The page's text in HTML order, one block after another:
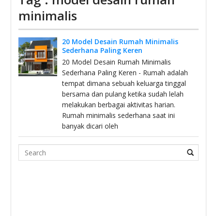
minimalis
20 Model Desain Rumah Minimalis
Sederhana Paling Keren
20 Model Desain Rumah Minimalis
Sederhana Paling Keren - Rumah adalah
tempat dimana sebuah keluarga tinggal
bersama dan pulang ketika sudah lelah
melakukan berbagai aktivitas harian.
Rumah minimalis sederhana saat ini
banyak dicari oleh
Search